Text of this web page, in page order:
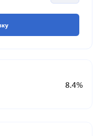
8.4%